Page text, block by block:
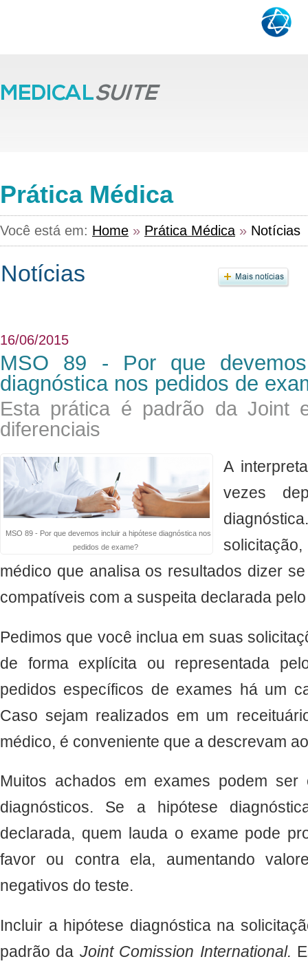
Prática Médica
Você está em: Home » Prática Médica » Notícias
16/06/2015
MSO 89 - Por que
diagnóstica nos pedidos de
Esta prática é padrão da Joint
diferenciais
MSO 89 - Por que devemos incluir a hipótese diagnóstica nos
pedidos de exame?
A
vezes
médico que analisa os resultados dizer
compatíveis com a suspeita declarada
Pedimos que você inclua em suas
de forma explícita ou representada
pedidos específicos de exames há um
Caso sejam realizados em um
médico, é conveniente que a descrevam
Muitos achados em exames podem ser
diagnósticos. Se a hipótese
declarada, quem lauda o exame pode
favor ou contra ela, aumentando
negativos do teste.
Incluir a hipótese diagnóstica na
padrão da Joint Comission International.